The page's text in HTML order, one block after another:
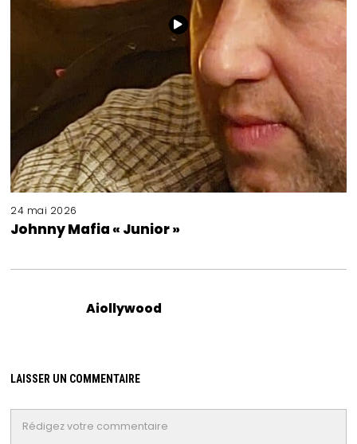
24 mai 2026
Johnny Mafia « Junior »
Aiollywood
LAISSER UN COMMENTAIRE